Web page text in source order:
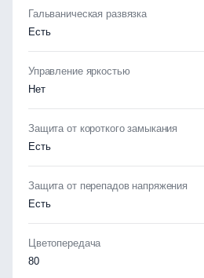
Гальваническая развязка
Есть
Управление яркостью
Нет
Защита от короткого замыкания
Есть
Защита от перепадов напряжения
Есть
Цветопередача
80